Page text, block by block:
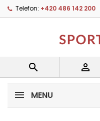
Telefon: +420 486 142 200
 
MENU